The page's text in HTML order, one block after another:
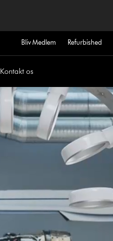
Bliv Medlem Refurbished
Kontakt os
Open
video